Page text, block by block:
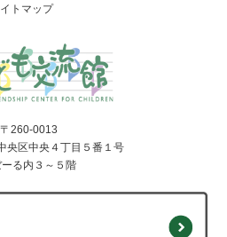
トマップ
〒260-0013
央区中央４丁目５番１号
ーる内３～５階